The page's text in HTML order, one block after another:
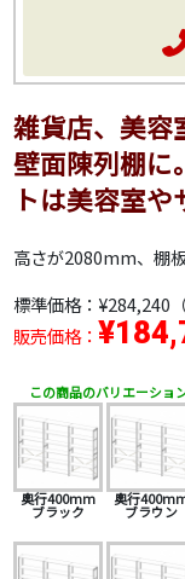
雑貨店、美容
壁面陳列棚に
トは美容室や
高さが2080mm、棚
標準価格： ¥284,240
販売価格：
この商品のバリエーショ
奥行400mm
ブラック
奥行
ブラウン